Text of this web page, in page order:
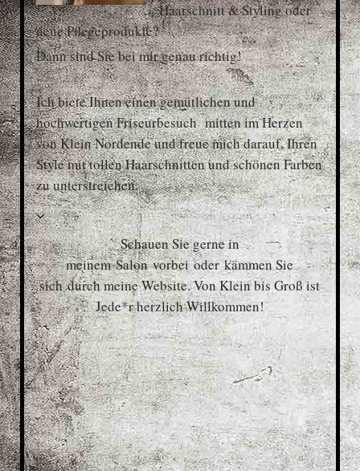
Haarschnitt & Styling oder
neue Pflegeprodukte?
Dann sind Sie bei mir genau richtig!
Ich biete Ihnen einen gemütlichen und
hochwertigen Friseurbesuch mitten im Herzen
von Klein Nordende und freue mich darauf, Ihren
Style mit tollen Haarschnitten und schönen Farben
zu unterstreichen.
Schauen Sie gerne in
meinemSalon vorbeioder kämmen Sie
sich durch meine Website. Von Klein bis Groß ist
Jede*r herzlich Willkommen!